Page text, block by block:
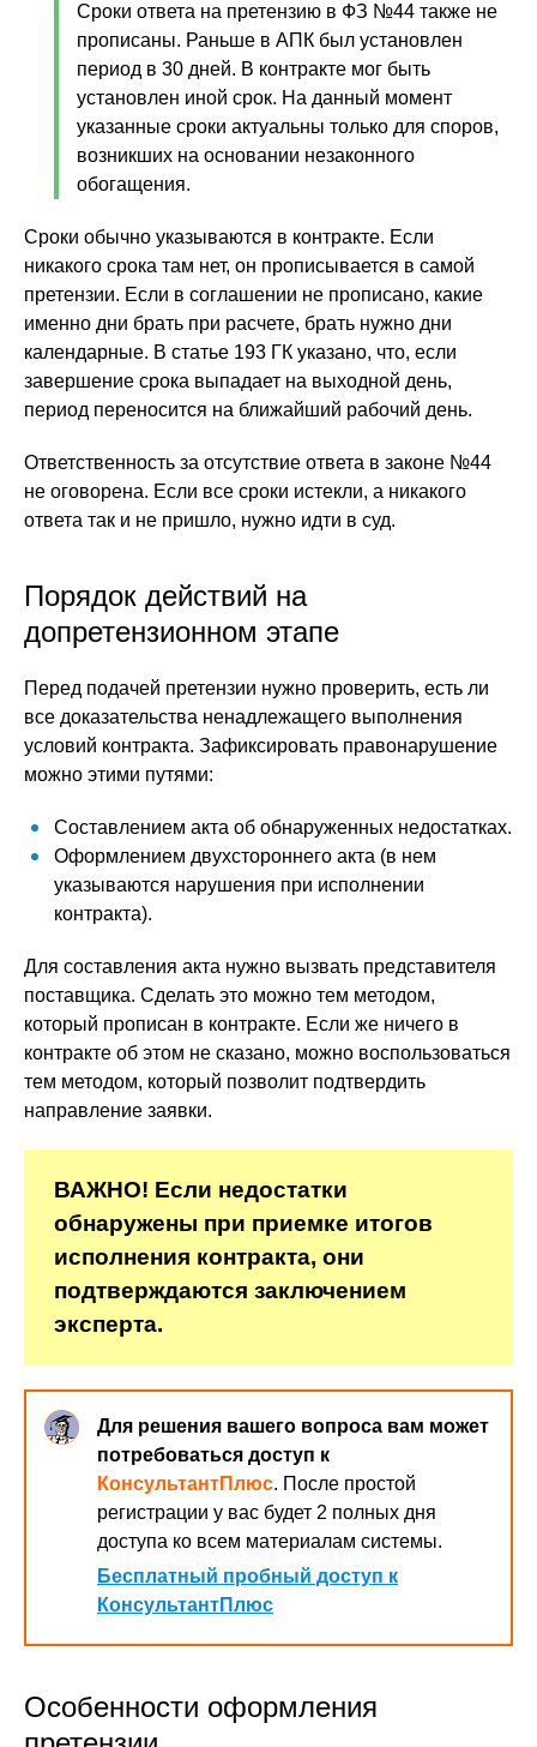
Сроки ответа на претензию в ФЗ №44 также не
прописаны. Раньше в АПК был установлен
период в 30 дней. В контракте мог быть
установлен иной срок. На данный момент
указанные сроки актуальны только для споров,
возникших на основании незаконного
обогащения.
Сроки обычно указываются в контракте. Если
никакого срока там нет, он прописывается в самой
претензии. Если в соглашении не прописано, какие
именно дни брать при расчете, брать нужно дни
календарные. В статье 193 ГК указано, что, если
завершение срока выпадает на выходной день,
период переносится на ближайший рабочий день.
Ответственность за отсутствие ответа в законе №44
не оговорена. Если все сроки истекли, а никакого
ответа так и не пришло, нужно идти в суд.
Порядок действий на
допретензионном этапе
Перед подачей претензии нужно проверить, есть ли
все доказательства ненадлежащего выполнения
условий контракта. Зафиксировать правонарушение
можно этими путями:
Составлением акта об обнаруженных недостатках.
Оформлением двухстороннего акта (в нем
указываются нарушения при исполнении
контракта).
Для составления акта нужно вызвать представителя
поставщика. Сделать это можно тем методом,
который прописан в контракте. Если же ничего в
контракте об этом не сказано, можно воспользоваться
тем методом, который позволит подтвердить
направление заявки.
ВАЖНО! Если недостатки
обнаружены при приемке итогов
исполнения контракта, они
подтверждаются заключением
эксперта.
Для решения вашего вопроса вам может
потребоваться доступ к
КонсультантПлюс. После простой
регистрации у вас будет 2 полных дня
доступа ко всем материалам системы.
Бесплатный пробный доступ к
КонсультантПлюс
Особенности оформления